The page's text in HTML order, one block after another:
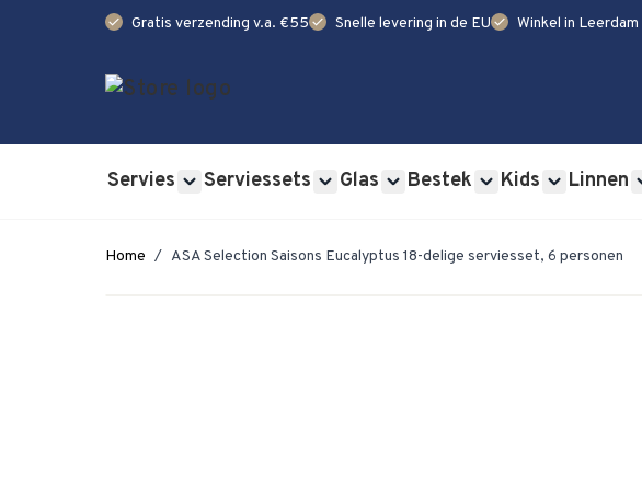
check Gratis verzending v.a. €55check Snelle levering in de EUcheck Winkel in Leerdam
Servies Serviessets Glas Bestek Kids Linnen
Home / ASA Selection Saisons Eucalyptus 18-delige serviesset, 6 personen